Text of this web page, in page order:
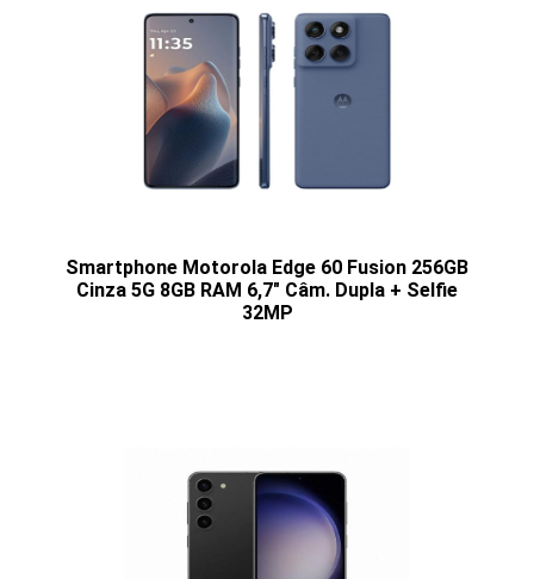
Smartphone Motorola Edge 60 Fusion 256GB
Cinza 5G 8GB RAM 6,7" Câm. Dupla + Selfie
32MP